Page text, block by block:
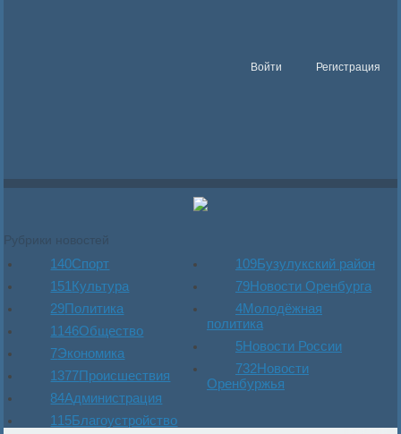
Войти Регистрация
Рубрики новостей
140Спорт
151 Культура
29Политика
1146Общество
7Экономика
1377Происшествия
84Администрация
115Благоустройство
109Бузулукский район
79Новости Оренбурга
4Молодёжная
политика
5Новости России
732Новости
Оренбуржья